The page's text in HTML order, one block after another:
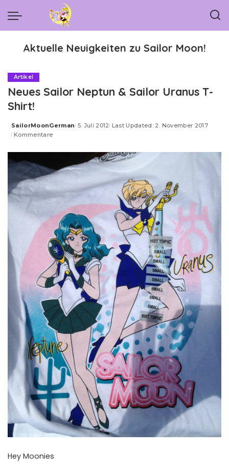
Aktuelle Neuigkeiten zu Sailor Moon!
Artikel
Neues Sailor Neptun & Sailor Uranus T-
Shirt!
Posted
by
SailorMoonGerman 5. Juli 2012 Last Updated: 2. November 2017
Kommentare
Hey Moonies